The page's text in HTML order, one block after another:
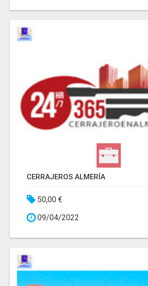
CERRAJEROS ALMERÍA
50,00 €
09/04/2022